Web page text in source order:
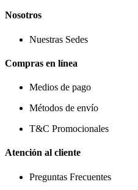
Nosotros
Nuestras Sedes
Compras en línea
Medios de pago
Métodos de envío
T&C Promocionales
Atención al cliente
Preguntas Frecuentes